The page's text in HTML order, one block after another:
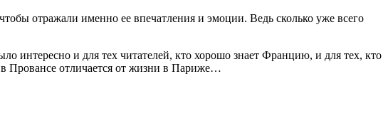
отражали именно ее впечатления и эмоции. Ведь сколько уже всего
интересно и для тех читателей, кто хорошо знает Францию, и для тех, кто
в Провансе отличается от жизни в Париже…